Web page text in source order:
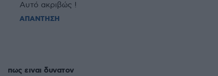
Αυτό ακριβώς !
ΑΠΑΝΤΗΣΗ
πως ειναι δυνατον